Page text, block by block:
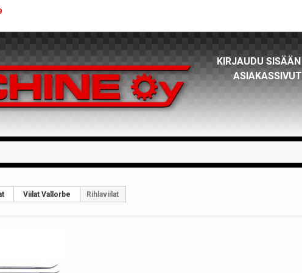
KIRJAUDU SISÄÄN
ASIAKASSIVUT
Viilat Vallorbe Rihlaviilat